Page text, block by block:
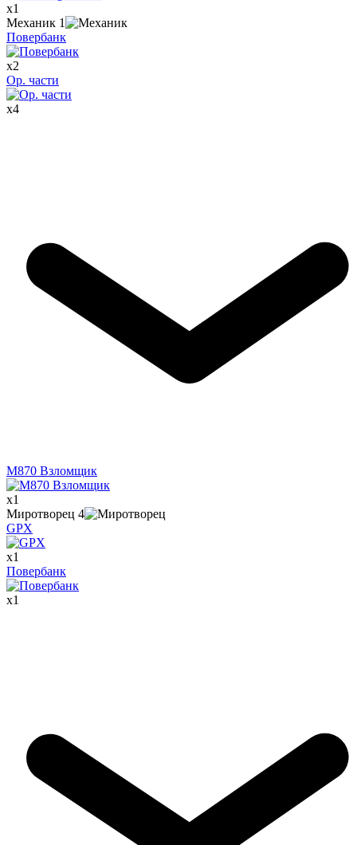
x1
Механик 1
Повербанк
x2
Ор. части
x4
M870 Взломщик
x1
Миротворец 4
GPX
x1
Повербанк
x1